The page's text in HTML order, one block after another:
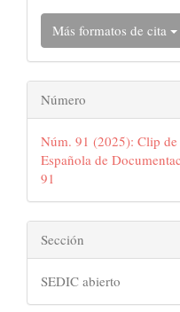
Más formatos de cita
Número
Núm. 91 (2025): Clip de
Española de
91
Sección
SEDIC abierto